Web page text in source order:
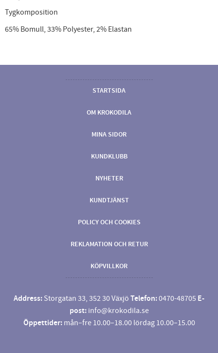
Tygkomposition
65% Bomull, 33% Polyester, 2% Elastan
STARTSIDA
OM KROKODILA
MINA SIDOR
KUNDKLUBB
NYHETER
KUNDTJÄNST
POLICY OCH COOKIES
REKLAMATION OCH RETUR
KÖPVILLKOR
Address: Storgatan 33, 352 30 Växjö Telefon:0470-48705 E-
post: info@krokodila.se
Öppettider:mån–fre 10.00–18.00 lördag 10.00–15.00